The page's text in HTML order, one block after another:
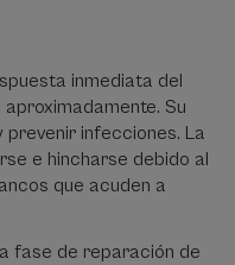
inmediata del
Su
infecciones. La
e hincharse debido al
que acuden a
fase de reparación de